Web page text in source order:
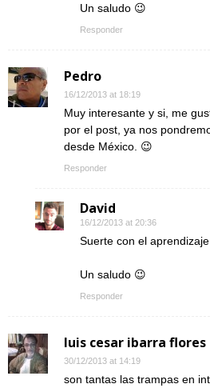
Un saludo 😉
Responder
Pedro
16/12/2013 at 18:19
Muy interesante y si, me
por el post, ya nos
desde México. 😉
Responder
David
16/12/2013 at 20:36
Suerte con el
Un saludo 😉
Responder
luis cesar ibarra flores
30/12/2013 at 14:19
son tantas las trampas en